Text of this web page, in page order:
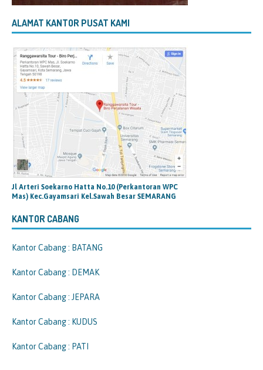
ALAMAT KANTOR PUSAT KAMI
Jl Arteri Soekarno Hatta No.10 (Perkantoran WPC
Mas) Kec.Gayamsari Kel.Sawah Besar SEMARANG
KANTOR CABANG
Kantor Cabang : BATANG
Kantor Cabang : DEMAK
Kantor Cabang : JEPARA
Kantor Cabang : KUDUS
Kantor Cabang : PATI